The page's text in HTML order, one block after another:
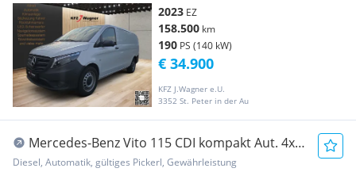
2023 EZ
158.500 km
190 PS (140 kW)
KFZ J.Wagner e.U.
3352 St. Peter in der Au
€ 34.900
Mercedes-Benz Vito 115 CDI kompakt Aut. 4x4
DPF Transporter / Kastenwagen
Diesel, Automatik, gültiges Pickerl, Gewährleistung